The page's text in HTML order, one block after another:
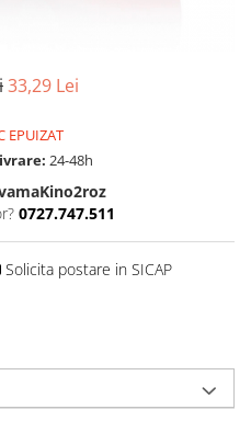
33,29 Lei
EPUIZAT
24-48h
0727.747.511
Solicita postare in SICAP